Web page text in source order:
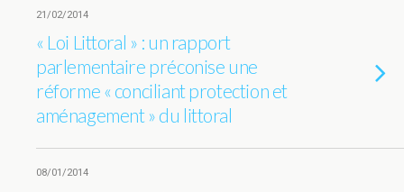
21/02/2014
« Loi Littoral » : un rapport
parlementaire préconise une
réforme « conciliant protection et
aménagement » du littoral
08/01/2014